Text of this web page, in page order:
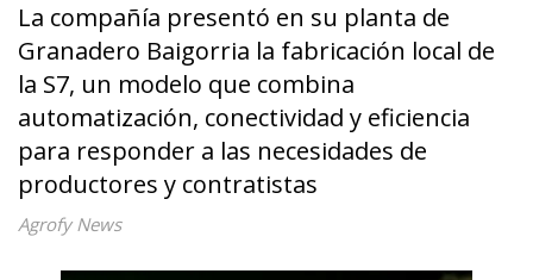
La compañía presentó en su planta de
Granadero Baigorria la fabricación local de
la S7, un modelo que combina
automatización, conectividad y eficiencia
para responder a las necesidades de
productores y contratistas
Agrofy News